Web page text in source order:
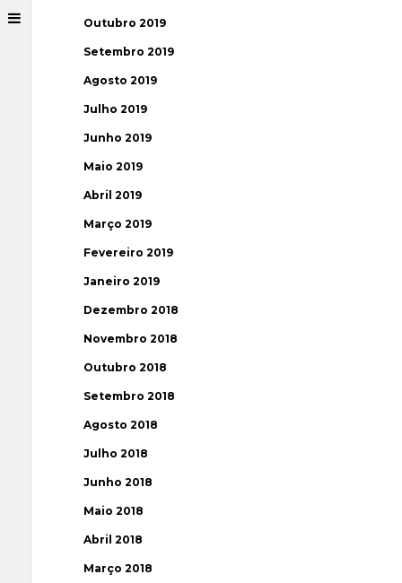
Outubro 2019
Setembro 2019
Agosto 2019
Julho 2019
Junho 2019
Maio 2019
Abril 2019
Março 2019
Fevereiro 2019
Janeiro 2019
Dezembro 2018
Novembro 2018
Outubro 2018
Setembro 2018
Agosto 2018
Julho 2018
Junho 2018
Maio 2018
Abril 2018
Março 2018